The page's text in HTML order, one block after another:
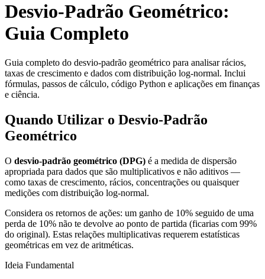
Desvio-Padrão Geométrico:
Guia Completo
Guia completo do desvio-padrão geométrico para analisar rácios,
taxas de crescimento e dados com distribuição log-normal. Inclui
fórmulas, passos de cálculo, código Python e aplicações em finanças
e ciência.
Quando Utilizar o Desvio-Padrão
Geométrico
O desvio-padrão geométrico (DPG) é a medida de dispersão
apropriada para dados que são multiplicativos e não aditivos —
como taxas de crescimento, rácios, concentrações ou quaisquer
medições com distribuição log-normal.
Considera os retornos de ações: um ganho de 10% seguido de uma
perda de 10% não te devolve ao ponto de partida (ficarias com 99%
do original). Estas relações multiplicativas requerem estatísticas
geométricas em vez de aritméticas.
Ideia Fundamental